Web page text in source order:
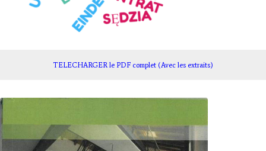
TELECHARGER le PDF complet (Avec les extraits)